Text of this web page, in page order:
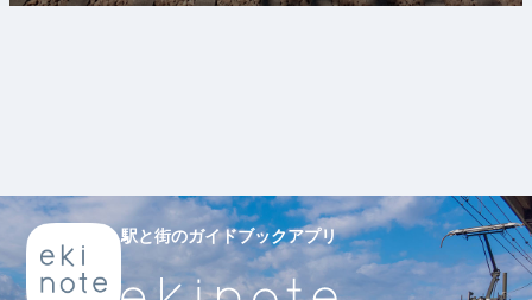
駅と街のガイドブックアプリ